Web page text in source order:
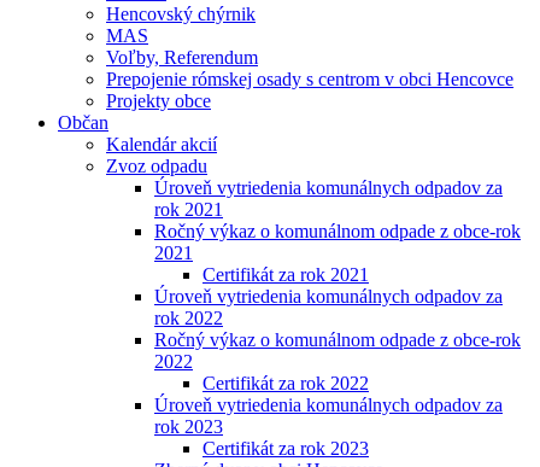
Hencovský chýrnik
MAS
Voľby, Referendum
Prepojenie rómskej osady s centrom v obci Hencovce
Projekty obce
Občan
Kalendár akcií
Zvoz odpadu
Úroveň vytriedenia komunálnych odpadov za
rok 2021
Ročný výkaz o komunálnom odpade z obce-rok
2021
Certifikát za rok 2021
Úroveň vytriedenia komunálnych odpadov za
rok 2022
Ročný výkaz o komunálnom odpade z obce-rok
2022
Certifikát za rok 2022
Úroveň vytriedenia komunálnych odpadov za
rok 2023
Certifikát za rok 2023